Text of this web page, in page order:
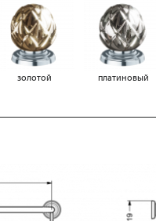
золотой платиновый